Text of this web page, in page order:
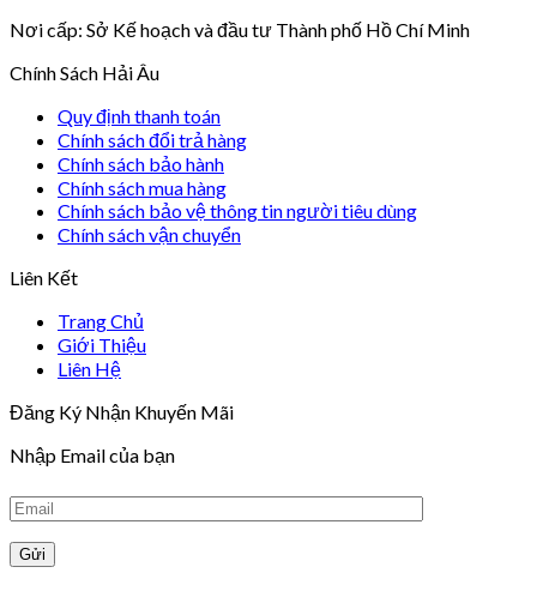
Nơi cấp: Sở Kế hoạch và đầu tư Thành phố Hồ Chí Minh
Chính Sách Hải Âu
Quy định thanh toán
Chính sách đổi trả hàng
Chính sách bảo hành
Chính sách mua hàng
Chính sách bảo vệ thông tin người tiêu dùng
Chính sách vận chuyển
Liên Kết
Trang Chủ
Giới Thiệu
Liên Hệ
Đăng Ký Nhận Khuyến Mãi
Nhập Email của bạn